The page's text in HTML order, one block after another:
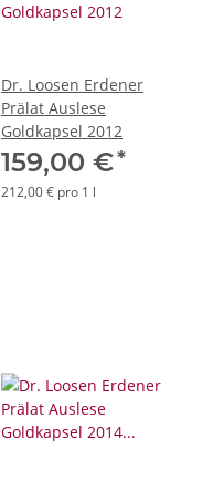
Dr. Loosen Erdener
Prälat Auslese
Goldkapsel 2012
159,00 €*
212,00 € pro 1 l